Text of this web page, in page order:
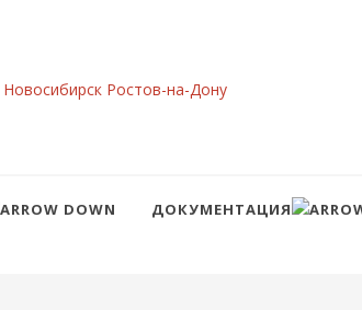
Новосибирск Ростов-на-Дону
ДОКУМЕНТАЦИЯ